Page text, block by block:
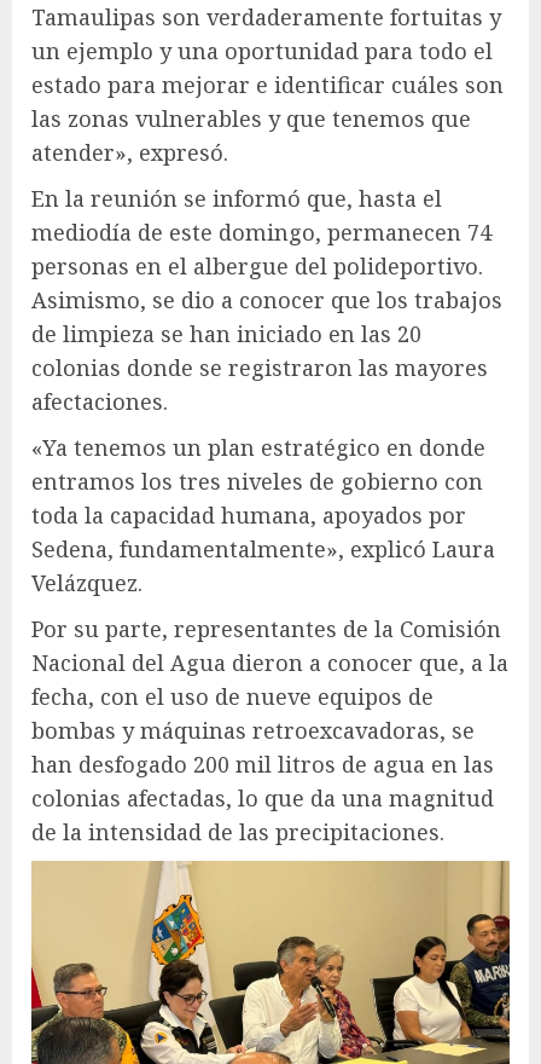
Tamaulipas son verdaderamente fortuitas y
un ejemplo y una oportunidad para todo el
estado para mejorar e identificar cuáles son
las zonas vulnerables y que tenemos que
atender», expresó.
En la reunión se informó que, hasta el
mediodía de este domingo, permanecen 74
personas en el albergue del polideportivo.
Asimismo, se dio a conocer que los trabajos
de limpieza se han iniciado en las 20
colonias donde se registraron las mayores
afectaciones.
«Ya tenemos un plan estratégico en donde
entramos los tres niveles de gobierno con
toda la capacidad humana, apoyados por
Sedena, fundamentalmente», explicó Laura
Velázquez.
Por su parte, representantes de la Comisión
Nacional del Agua dieron a conocer que, a la
fecha, con el uso de nueve equipos de
bombas y máquinas retroexcavadoras, se
han desfogado 200 mil litros de agua en las
colonias afectadas, lo que da una magnitud
de la intensidad de las precipitaciones.